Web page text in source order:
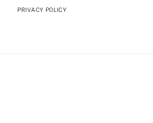
PRIVACY POLICY